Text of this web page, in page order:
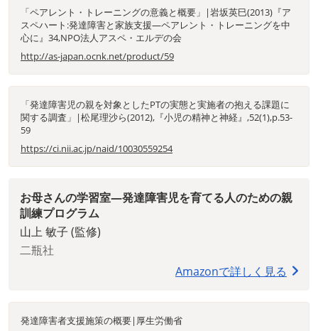
「ペアレント・トレーニングの意義と概要」|岩坂英巳(2013)『ア
スペハート:発達障害と家族支援―ペアレント・トレーニングを中
心に』34,NPO法人アスペ・エルデの会
http://as-japan.ocnk.net/product/59
「発達障害児の親を対象としたPTの実態と実施者の抱える課題に
関する調査」|松尾理沙ら(2012),『小児の精神と神経』,52(1),p.53-
59
https://ci.nii.ac.jp/naid/10030559254
お母さんの学習室―発達障害児を育てる人のための親
訓練プログラム
山上 敏子 (監修)
二瓶社
Amazonで詳しく見る
発達障害者支援施策の概要|厚生労働省